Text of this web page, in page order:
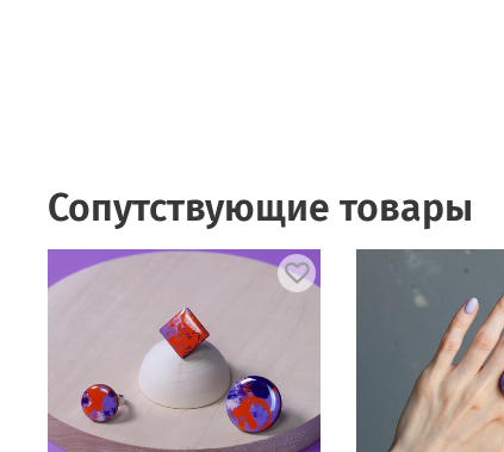
Сопутствующие товары